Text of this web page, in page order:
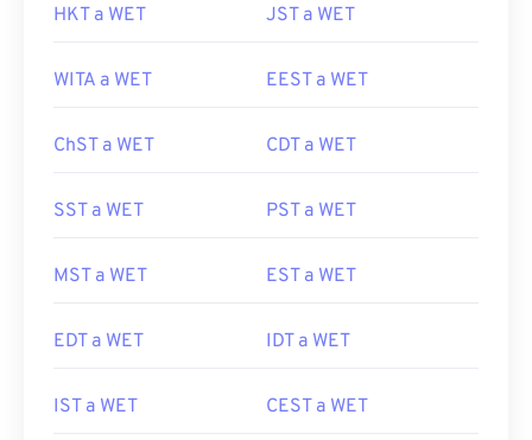
HKT a WET JST a WET
WITA a WET EEST a WET
ChST a WET CDT a WET
SST a WET PST a WET
MST a WET EST a WET
EDT a WET IDT a WET
IST a WET CEST a WET